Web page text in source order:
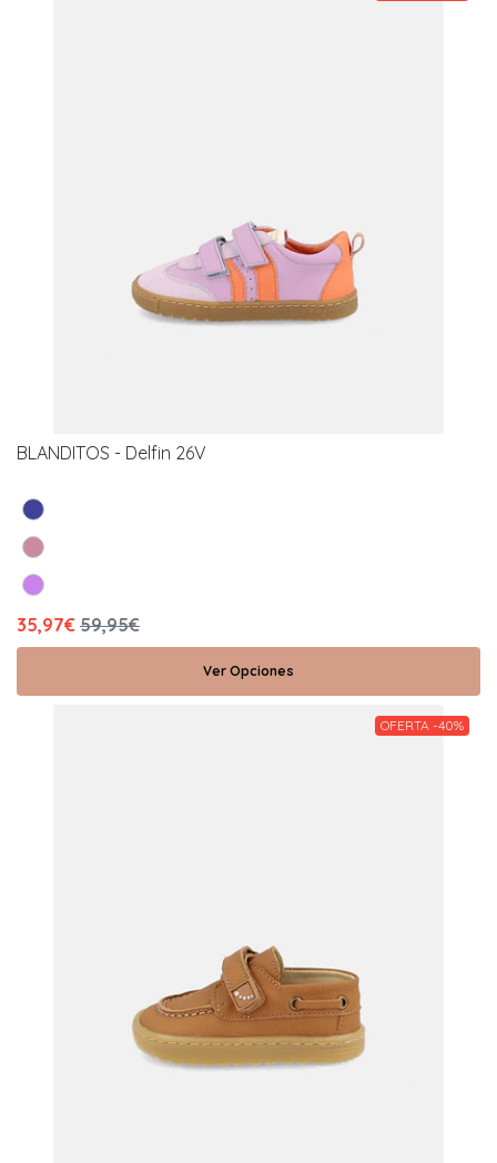
BLANDITOS - Delfin 26V
35,97€ 59,95€
Ver Opciones
OFERTA -40%